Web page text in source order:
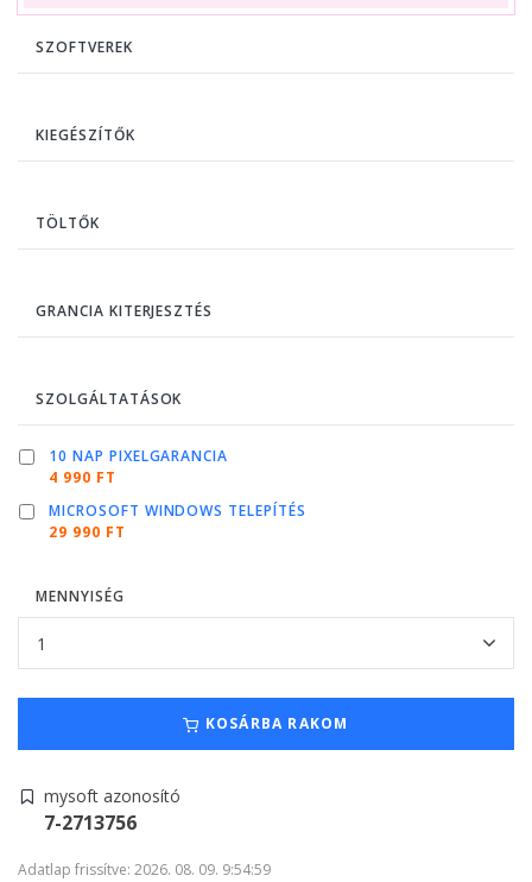
SZOFTVEREK
KIEGÉSZÍTŐK
TÖLTŐK
GRANCIA KITERJESZTÉS
SZOLGÁLTATÁSOK
10 NAP PIXELGARANCIA
4 990 FT
MICROSOFT WINDOWS TELEPÍTÉS
29 990 FT
MENNYISÉG
KOSÁRBA RAKOM
mysoft azonosító
7-2713756
Adatlap frissítve: 2026. 08. 09. 9:54:59